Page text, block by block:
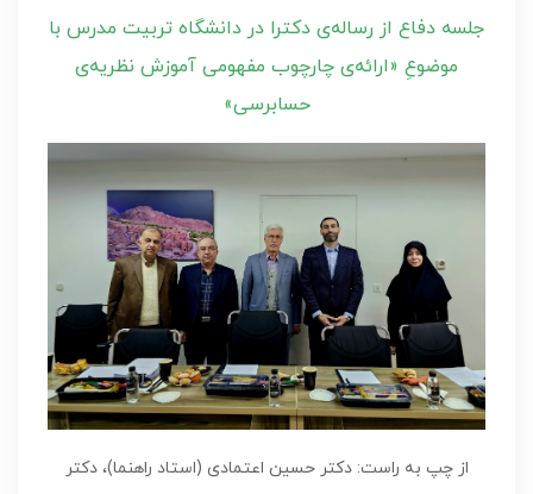
جلسه دفاع از رساله‌ی دکترا در دانشگاه تربیت مدرس با
موضوعِ «ارائه‌ی چارچوب مفهومی آموزش نظریه‌ی
حسابرسی»
از چپ به راست: دکتر حسین اعتمادی (استاد راهنما)، دکتر